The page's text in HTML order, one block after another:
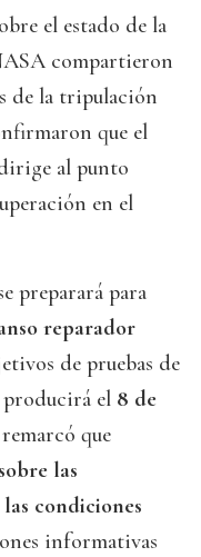
el estado de la
compartieron
de la tripulación
que el
al punto
en el
preparará para
reparador
de pruebas de
producirá el 8 de
que
las
condiciones
informativas